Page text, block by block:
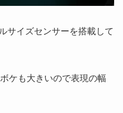
サイズセンサーを搭載して
ケも大きいので表現の幅